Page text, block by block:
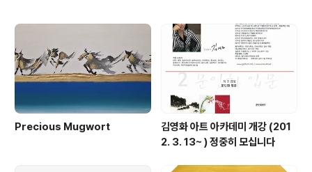
Precious Mugwort
김영화 아트 아카데미 개강 (201
2. 3. 13~ ) 정중히 모십니다